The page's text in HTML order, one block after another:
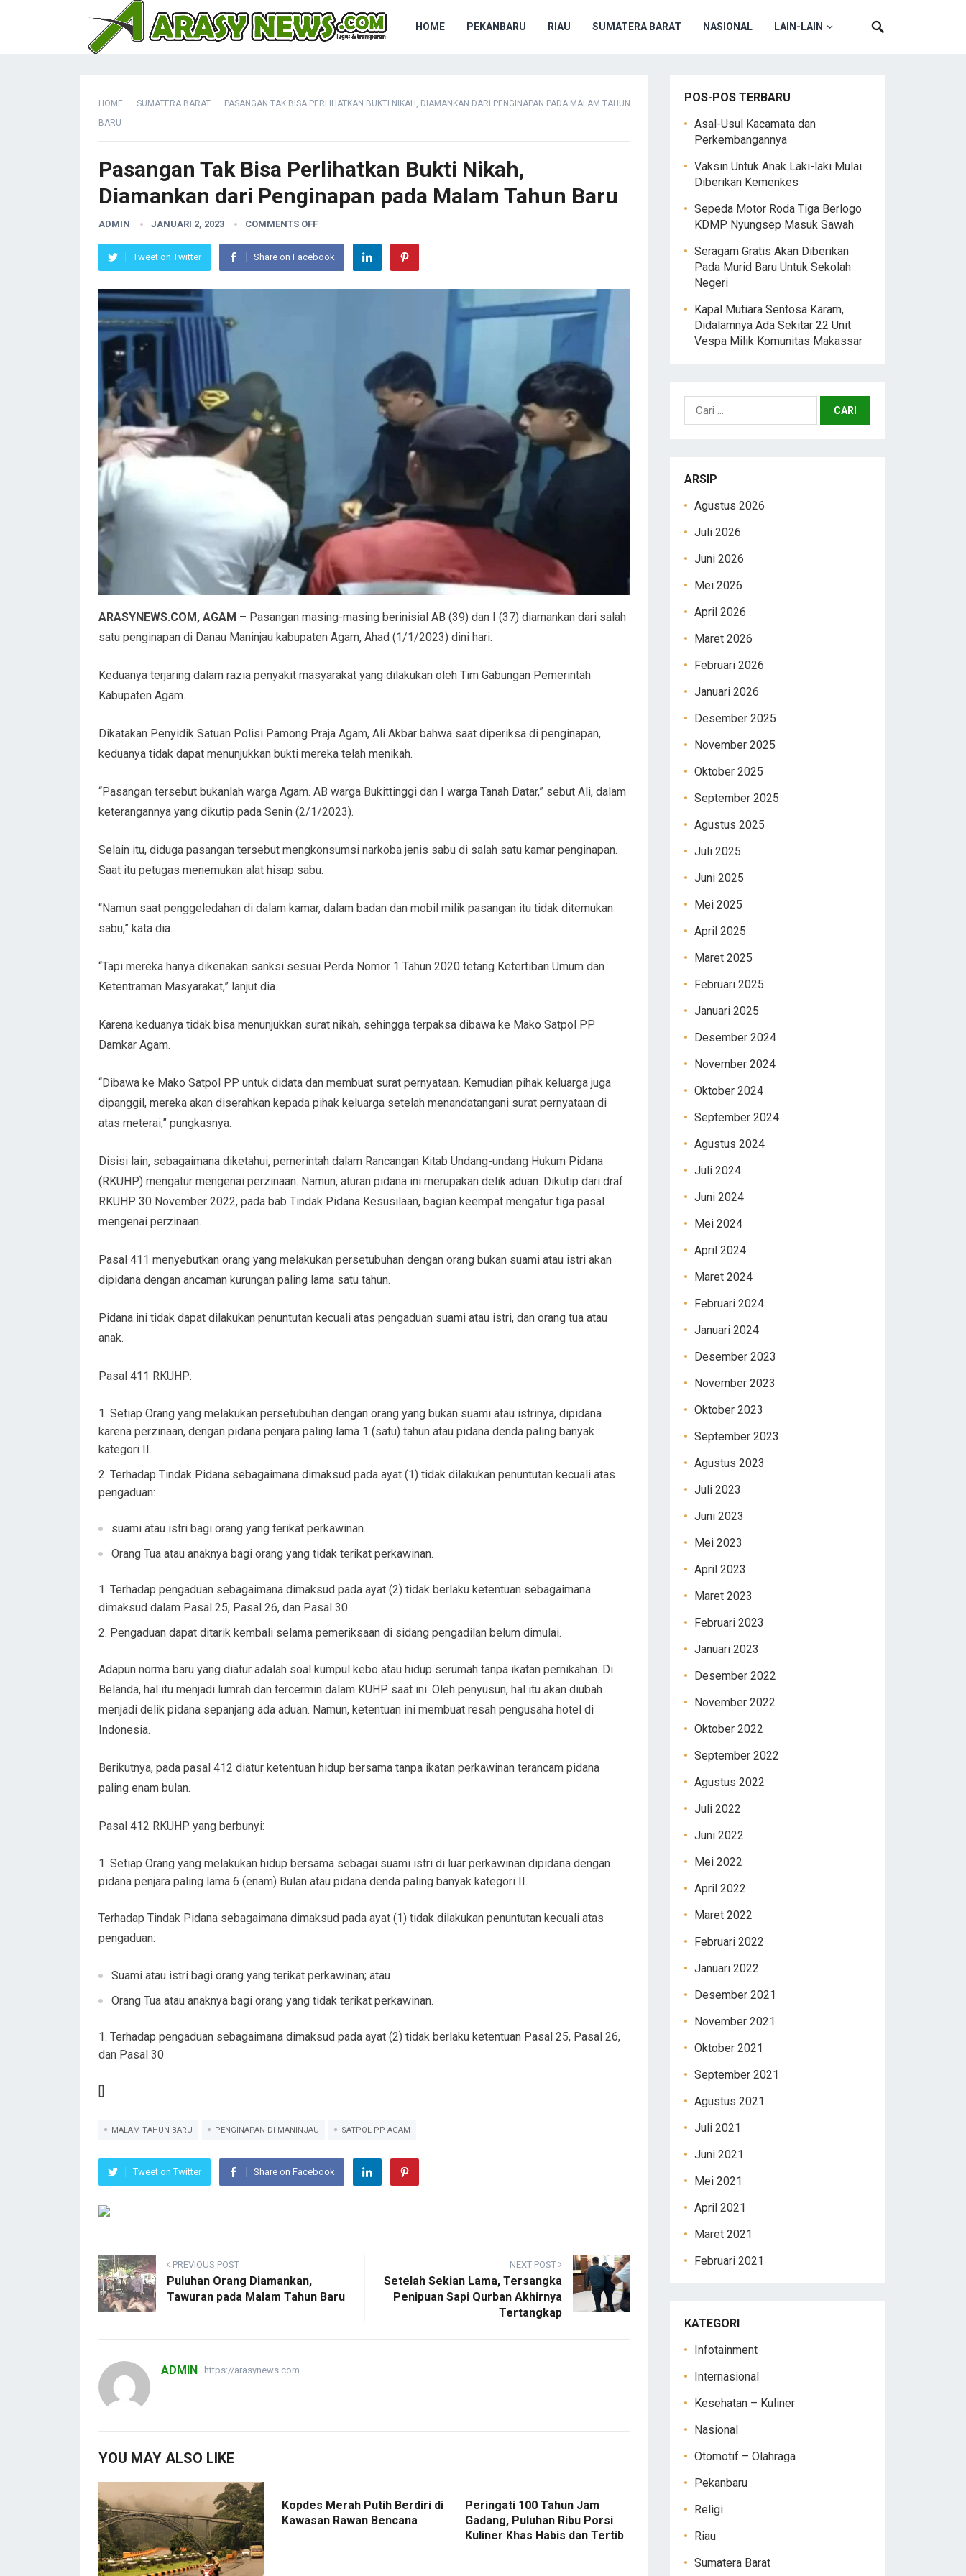
HOME PEKANBARU RIAU SUMATERA BARAT NASIONAL LAIN-LAIN
HOME SUMATERA BARAT
PASANGAN TAK BISA PERLIHATKAN BUKTI NIKAH, DIAMANKAN DARI PENGINAPAN PADA MALAM TAHUN
BARU
Pasangan Tak Bisa Perlihatkan Bukti Nikah,
Diamankan dari Penginapan pada Malam Tahun Baru
ADMIN JANUARI 2, 2023 COMMENTS OFF
Tweet on Twitter Share on Facebook
ARASYNEWS.COM, AGAM – Pasangan masing-masing berinisial AB (39) dan I (37) diamankan dari salah
satu penginapan di Danau Maninjau kabupaten Agam, Ahad (1/1/2023) dini hari.
Keduanya terjaring dalam razia penyakit masyarakat yang dilakukan oleh Tim Gabungan Pemerintah
Kabupaten Agam.
Dikatakan Penyidik Satuan Polisi Pamong Praja Agam, Ali Akbar bahwa saat diperiksa di penginapan,
keduanya tidak dapat menunjukkan bukti mereka telah menikah.
“Pasangan tersebut bukanlah warga Agam. AB warga Bukittinggi dan I warga Tanah Datar,” sebut Ali, dalam
keterangannya yang dikutip pada Senin (2/1/2023).
Selain itu, diduga pasangan tersebut mengkonsumsi narkoba jenis sabu di salah satu kamar penginapan.
Saat itu petugas menemukan alat hisap sabu.
“Namun saat penggeledahan di dalam kamar, dalam badan dan mobil milik pasangan itu tidak ditemukan
sabu,” kata dia.
“Tapi mereka hanya dikenakan sanksi sesuai Perda Nomor 1 Tahun 2020 tetang Ketertiban Umum dan
Ketentraman Masyarakat,” lanjut dia.
Karena keduanya tidak bisa menunjukkan surat nikah, sehingga terpaksa dibawa ke Mako Satpol PP
Damkar Agam.
“Dibawa ke Mako Satpol PP untuk didata dan membuat surat pernyataan. Kemudian pihak keluarga juga
dipanggil, mereka akan diserahkan kepada pihak keluarga setelah menandatangani surat pernyataan di
atas meterai,” pungkasnya.
Disisi lain, sebagaimana diketahui, pemerintah dalam Rancangan Kitab Undang-undang Hukum Pidana
(RKUHP) mengatur mengenai perzinaan. Namun, aturan pidana ini merupakan delik aduan. Dikutip dari draf
RKUHP 30 November 2022, pada bab Tindak Pidana Kesusilaan, bagian keempat mengatur tiga pasal
mengenai perzinaan.
Pasal 411 menyebutkan orang yang melakukan persetubuhan dengan orang bukan suami atau istri akan
dipidana dengan ancaman kurungan paling lama satu tahun.
Pidana ini tidak dapat dilakukan penuntutan kecuali atas pengaduan suami atau istri, dan orang tua atau
anak.
Pasal 411 RKUHP:
Setiap Orang yang melakukan persetubuhan dengan orang yang bukan suami atau istrinya, dipidana
karena perzinaan, dengan pidana penjara paling lama 1 (satu) tahun atau pidana denda paling banyak
kategori II.
Terhadap Tindak Pidana sebagaimana dimaksud pada ayat (1) tidak dilakukan penuntutan kecuali atas
pengaduan:
suami atau istri bagi orang yang terikat perkawinan.
Orang Tua atau anaknya bagi orang yang tidak terikat perkawinan.
Terhadap pengaduan sebagaimana dimaksud pada ayat (2) tidak berlaku ketentuan sebagaimana
dimaksud dalam Pasal 25, Pasal 26, dan Pasal 30.
Pengaduan dapat ditarik kembali selama pemeriksaan di sidang pengadilan belum dimulai.
Adapun norma baru yang diatur adalah soal kumpul kebo atau hidup serumah tanpa ikatan pernikahan. Di
Belanda, hal itu menjadi lumrah dan tercermin dalam KUHP saat ini. Oleh penyusun, hal itu akan diubah
menjadi delik pidana sepanjang ada aduan. Namun, ketentuan ini membuat resah pengusaha hotel di
Indonesia.
Berikutnya, pada pasal 412 diatur ketentuan hidup bersama tanpa ikatan perkawinan terancam pidana
paling enam bulan.
Pasal 412 RKUHP yang berbunyi:
Setiap Orang yang melakukan hidup bersama sebagai suami istri di luar perkawinan dipidana dengan
pidana penjara paling lama 6 (enam) Bulan atau pidana denda paling banyak kategori II.
Terhadap Tindak Pidana sebagaimana dimaksud pada ayat (1) tidak dilakukan penuntutan kecuali atas
pengaduan:
Suami atau istri bagi orang yang terikat perkawinan; atau
Orang Tua atau anaknya bagi orang yang tidak terikat perkawinan.
Terhadap pengaduan sebagaimana dimaksud pada ayat (2) tidak berlaku ketentuan Pasal 25, Pasal 26,
dan Pasal 30
[]
MALAM TAHUN BARU PENGINAPAN DI MANINJAU SATPOL PP AGAM
Tweet on Twitter Share on Facebook
PREVIOUS POST
Puluhan Orang Diamankan,
Tawuran pada Malam Tahun Baru
NEXT POST
Setelah Sekian Lama, Tersangka
Penipuan Sapi Qurban Akhirnya
Tertangkap
ADMIN https://arasynews.com
YOU MAY ALSO LIKE
Kopdes Merah Putih Berdiri di
Kawasan Rawan Bencana
Peringati 100 Tahun Jam
Gadang, Puluhan Ribu Porsi
Kuliner Khas Habis dan Tertib
POS-POS TERBARU
Asal-Usul Kacamata dan
Perkembangannya
Vaksin Untuk Anak Laki-laki Mulai
Diberikan Kemenkes
Sepeda Motor Roda Tiga Berlogo
KDMP Nyungsep Masuk Sawah
Seragam Gratis Akan Diberikan
Pada Murid Baru Untuk Sekolah
Negeri
Kapal Mutiara Sentosa Karam,
Didalamnya Ada Sekitar 22 Unit
Vespa Milik Komunitas Makassar
Cari
untuk:
ARSIP
Agustus 2026
Juli 2026
Juni 2026
Mei 2026
April 2026
Maret 2026
Februari 2026
Januari 2026
Desember 2025
November 2025
Oktober 2025
September 2025
Agustus 2025
Juli 2025
Juni 2025
Mei 2025
April 2025
Maret 2025
Februari 2025
Januari 2025
Desember 2024
November 2024
Oktober 2024
September 2024
Agustus 2024
Juli 2024
Juni 2024
Mei 2024
April 2024
Maret 2024
Februari 2024
Januari 2024
Desember 2023
November 2023
Oktober 2023
September 2023
Agustus 2023
Juli 2023
Juni 2023
Mei 2023
April 2023
Maret 2023
Februari 2023
Januari 2023
Desember 2022
November 2022
Oktober 2022
September 2022
Agustus 2022
Juli 2022
Juni 2022
Mei 2022
April 2022
Maret 2022
Februari 2022
Januari 2022
Desember 2021
November 2021
Oktober 2021
September 2021
Agustus 2021
Juli 2021
Juni 2021
Mei 2021
April 2021
Maret 2021
Februari 2021
KATEGORI
Infotainment
Internasional
Kesehatan – Kuliner
Nasional
Otomotif – Olahraga
Pekanbaru
Religi
Riau
Sumatera Barat